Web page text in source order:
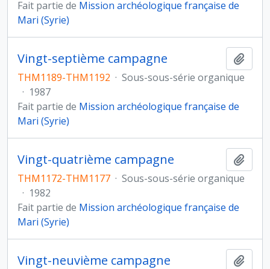
Fait partie de Mission archéologique française de
Mari (Syrie)
Vingt-septième campagne
THM1189-THM1192 · Sous-sous-série organique
· 1987
Fait partie de Mission archéologique française de
Mari (Syrie)
Vingt-quatrième campagne
THM1172-THM1177 · Sous-sous-série organique
· 1982
Fait partie de Mission archéologique française de
Mari (Syrie)
Vingt-neuvième campagne